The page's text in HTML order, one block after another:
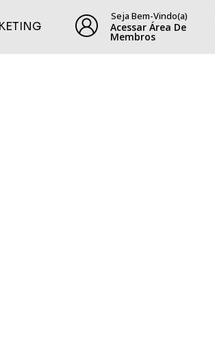
Seja Bem-Vindo(a)
Acessar Área De
Membros